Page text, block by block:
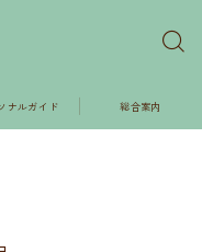
ナルガイド 総合案内